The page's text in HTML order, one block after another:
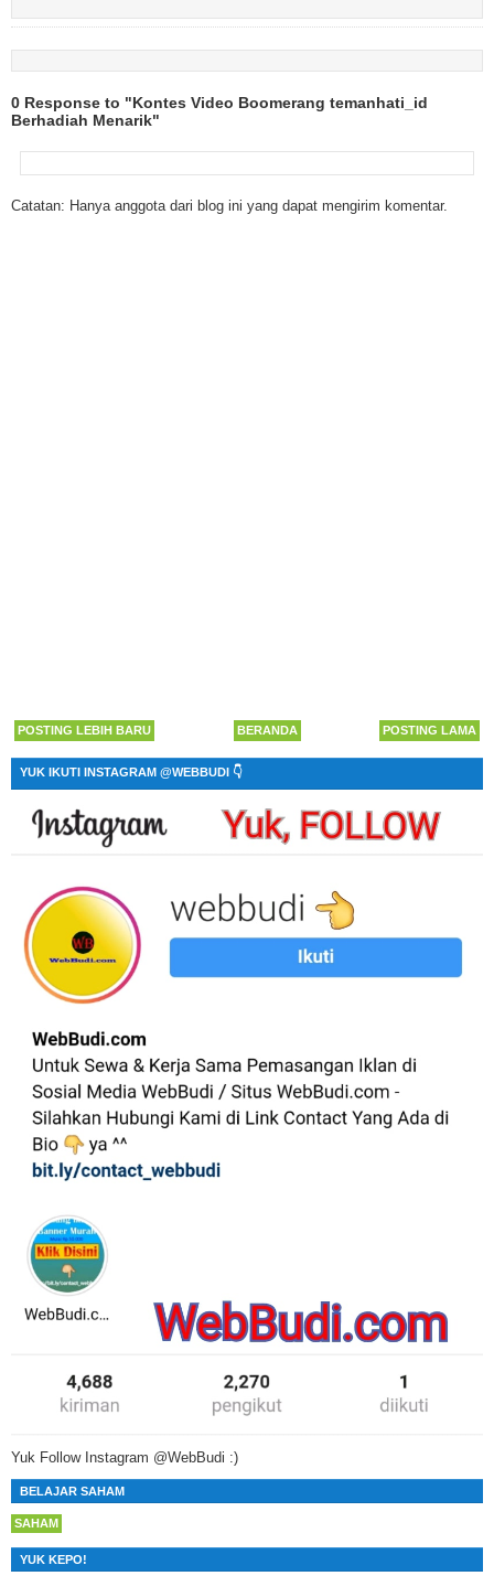
0 Response to "Kontes Video Boomerang temanhati_id
Berhadiah Menarik"
Catatan: Hanya anggota dari blog ini yang dapat mengirim komentar.
POSTING LEBIH BARU POSTING LAMA
BERANDA
YUK IKUTI INSTAGRAM @WEBBUDI 👇
Yuk Follow Instagram @WebBudi :)
BELAJAR SAHAM
SAHAM
YUK KEPO!